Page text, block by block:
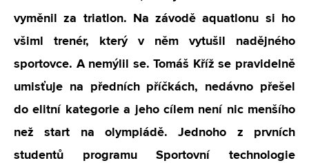
vyměnil za triatlon. Na závodě aquatlonu si ho
všiml trenér, který v něm vytušil nadějného
sportovce. A nemýlil se. Tomáš Kříž se pravidelně
umisťuje na předních příčkách, nedávno přešel
do elitní kategorie a jeho cílem není nic menšího
než start na olympiádě. Jednoho z prvních
studentů programu Sportovní technologie